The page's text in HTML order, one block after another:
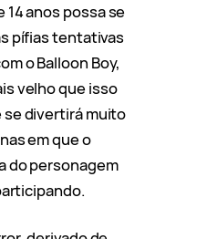
anos possa se
pífias tentativas
o Balloon Boy,
velho que isso
divertirá muito
em que o
do personagem